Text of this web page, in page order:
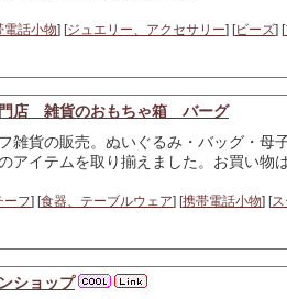
電話小物] [ジュエリー、アクセサリー] [ビーズ] [
門店 雑貨のおもちゃ箱 バーグ
雑貨の販売。ぬいぐるみ・バッグ・母
アイテムを取り揃えました。お買い物
ーフ] [食器、テーブルウェア] [携帯電話小物] [ス
ショップ